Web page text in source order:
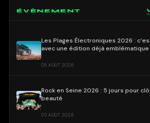
ÉVÈNEMENT
Les Plages Électroniques 2026 :
avec une édition déjà emblématique
05 AOÛT 2026
Rock en Seine 2026 : 5 jours pour
beauté
03 AOÛT 2026